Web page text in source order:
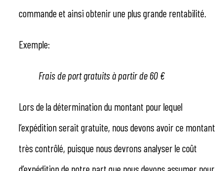
commande et ainsi obtenir une plus grande rentabilité.
Exemple:
Frais de port gratuits à partir de 60 €
Lors de la détermination du montant pour lequel
l’expédition serait gratuite, nous devons avoir ce montant
très contrôlé, puisque nous devrons analyser le coût